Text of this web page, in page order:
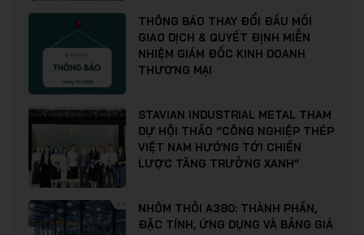
THÔNG BÁO THAY ĐỔI ĐẦU MỐI
GIAO DỊCH & QUYẾT ĐỊNH MIỄN
NHIỆM GIÁM ĐỐC KINH DOANH
THƯƠNG MẠI
STAVIAN INDUSTRIAL METAL THAM
DỰ HỘI THẢO “CÔNG NGHIỆP THÉP
VIỆT NAM HƯỚNG TỚI CHIẾN
LƯỢC TĂNG TRƯỞNG XANH”
NHÔM THỎI A380: THÀNH PHẦN,
ĐẶC TÍNH, ỨNG DỤNG VÀ BẢNG GIÁ